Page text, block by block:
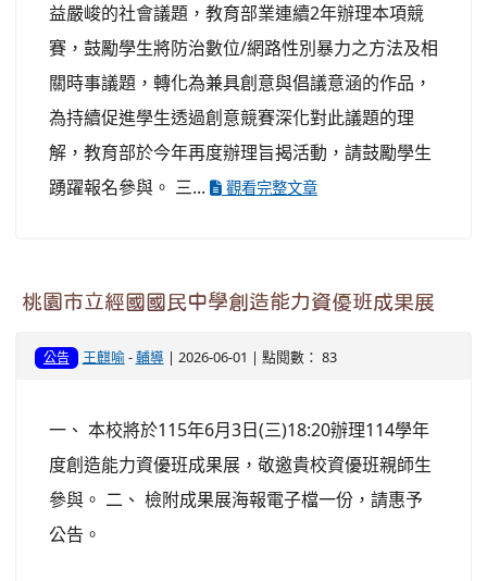
益嚴峻的社會議題，教育部業連續2年辦理本項競
賽，鼓勵學生將防治數位/網路性別暴力之方法及相
關時事議題，轉化為兼具創意與倡議意涵的作品，
為持續促進學生透過創意競賽深化對此議題的理
解，教育部於今年再度辦理旨揭活動，請鼓勵學生
踴躍報名參與。 三...
觀看完整文章
桃園市立經國國民中學創造能力資優班成果展
公告 王麒喻-輔導| 2026-06-01 | 點閱數： 83
一、 本校將於115年6月3日(三)18:20辦理114學年
度創造能力資優班成果展，敬邀貴校資優班親師生
參與。 二、 檢附成果展海報電子檔一份，請惠予
公告。